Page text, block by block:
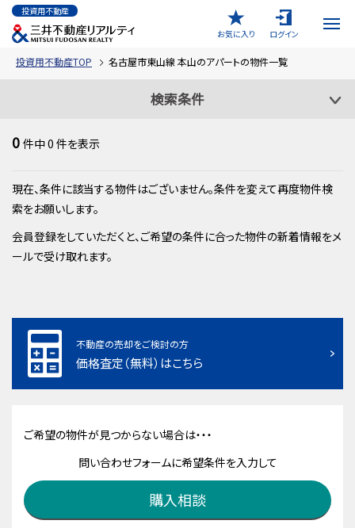
投資用不動産
お気に入り
ログイン
投資用不動産TOP 名古屋市東山線 本山のアパートの物件一覧
検索条件
0 件中0 件を表示
現在、条件に該当する物件はございません。条件を変えて再度物件検
索をお願いします。
会員登録をしていただくと、ご希望の条件に合った物件の新着情報をメ
ールで受け取れます。
不動産の売却をご検討の方
価格査定（無料）はこちら
ご希望の物件が見つからない場合は・・・
問い合わせフォームに希望条件を入力して
購入相談